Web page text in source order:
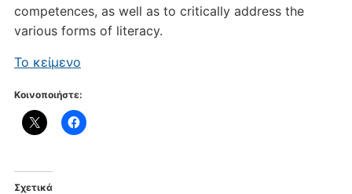
competences, as well as to critically address the
various forms of literacy.
Το κείμενο
Κοινοποιήστε:
Σχετικά